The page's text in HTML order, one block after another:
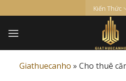
to
content
Kiến Thức
Giathuecanho » Cho thuê